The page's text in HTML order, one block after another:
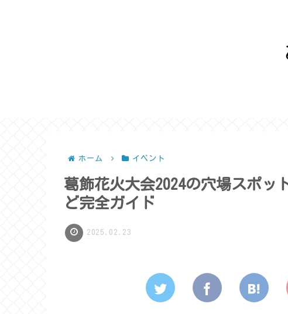
ホーム イベント
葛飾花火大会2024の穴場スポッ
ど完全ガイド
2025.02.23